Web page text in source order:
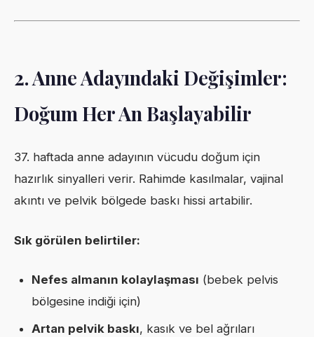
2. Anne Adayındaki Değişimler:
Doğum Her An Başlayabilir
37. haftada anne adayının vücudu doğum için
hazırlık sinyalleri verir. Rahimde kasılmalar, vajinal
akıntı ve pelvik bölgede baskı hissi artabilir.
Sık görülen belirtiler:
Nefes almanın kolaylaşması (bebek pelvis
bölgesine indiği için)
Artan pelvik baskı, kasık ve bel ağrıları